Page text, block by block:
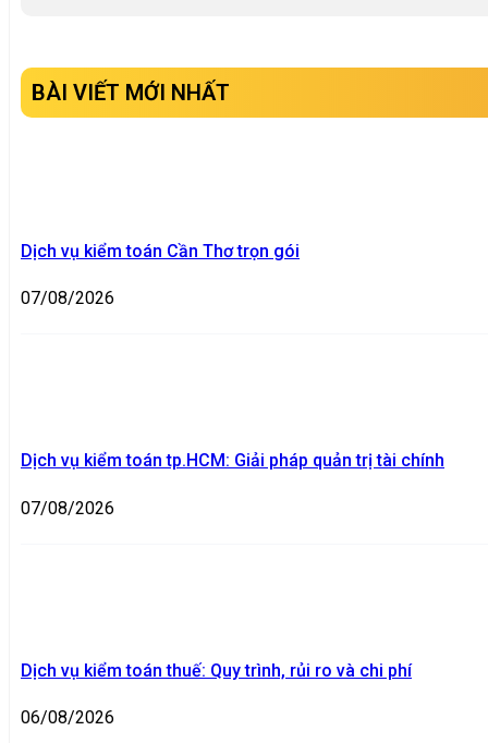
BÀI VIẾT MỚI NHẤT
Dịch vụ kiểm toán Cần Thơ trọn gói
07/08/2026
Dịch vụ kiểm toán tp.HCM: Giải pháp quản trị tài chính
07/08/2026
Dịch vụ kiểm toán thuế: Quy trình, rủi ro và chi phí
06/08/2026